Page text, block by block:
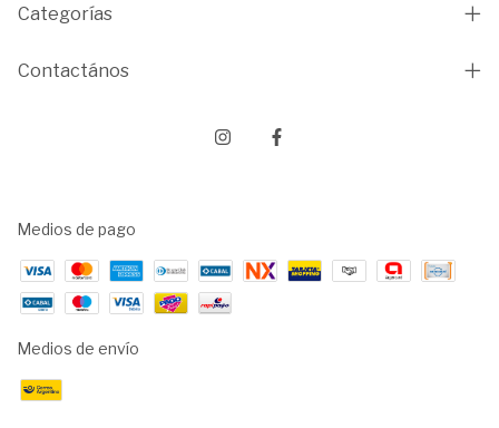
Categorías
Contactános
Medios de pago
Medios de envío